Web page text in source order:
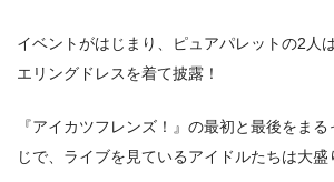
イベントがはじまり、ピュアパレットの2人
エリングドレスを着て披露！
『アイカツフレンズ！』の最初と最後をま
じで、ライブを見ているアイドルたちは大盛